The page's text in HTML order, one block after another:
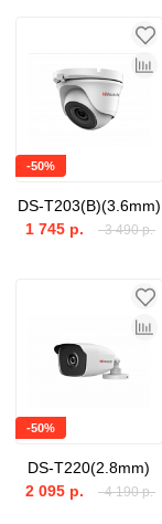
-50%
DS-T203(B)(3.6mm)
3 490 р.
1 745 р.
-50%
DS-T220(2.8mm)
4 190 р.
2 095 р.